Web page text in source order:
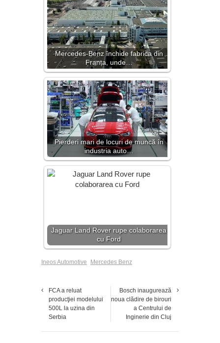
Mercedes-Benz închide fabrica din
Franța, unde…
Pierderi mari de locuri de muncă în
industria auto…
Jaguar Land Rover rupe colaborarea
cu Ford
Ineos Automotive Mercedes Benz
FCA a reluat
producţiei modelului
500L la uzina din
Serbia
Bosch inaugurează
noua clădire de birouri
a Centrului de
Inginerie din Cluj